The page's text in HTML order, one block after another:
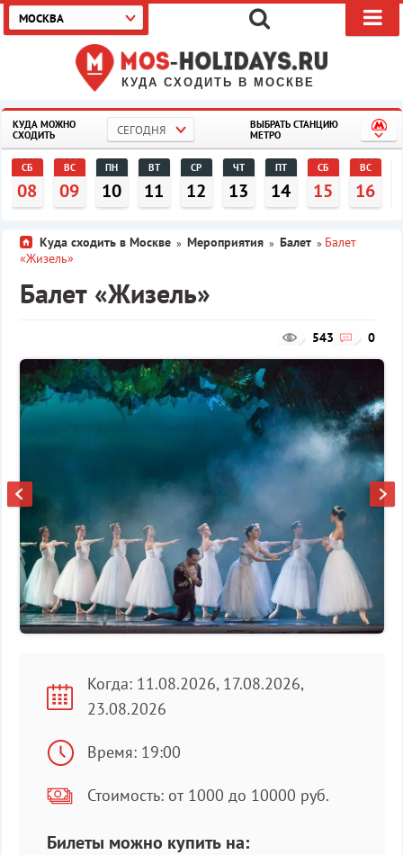
КУДА СХОДИТЬ В МОСКВЕ
МОСКВА
КУДА МОЖНО
СХОДИТЬ
СЕГОДНЯ
ВЫБРАТЬ СТАНЦИЮ
МЕТРО
СБ
08
ВС
09
ПН
10
ВТ
11
СР
12
ЧТ
13
ПТ
14
СБ
15
ВС
16
Куда сходить в Москве » Мероприятия » Балет » Балет
«Жизель»
Балет «Жизель»
0
543
Когда: 11.08.2026, 17.08.2026,
23.08.2026
Время: 19:00
Стоимость: от 1000 до 10000 руб.
Билеты можно купить на: